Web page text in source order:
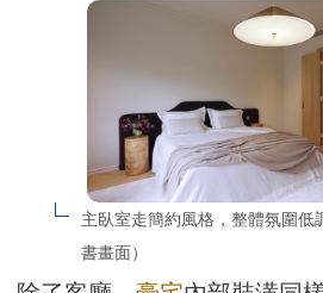
主臥室走簡約風格，整體氛圍低
書畫面）